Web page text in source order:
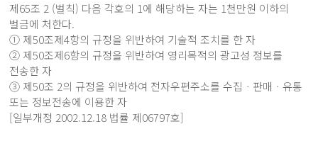
제65조 2 (벌칙) 다음 각호의 1에 해당하는 자는 1천만원 이하의
벌금에 처한다.
① 제50조제4항의 규정을 위반하여 기술적 조치를 한 자
② 제50조제6항의 규정을 위반하여 영리목적의 광고성 정보를
전송한 자
③ 제50조 2의 규정을 위반하여 전자우편주소를 수집ㆍ판매ㆍ유통
또는 정보전송에 이용한 자
[일부개정 2002.12.18 법률 제06797호]